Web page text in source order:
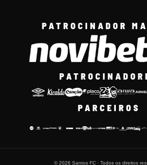
PATROCINADOR
PARCEIROS
© 2026 Santos FC · Todos os direitos